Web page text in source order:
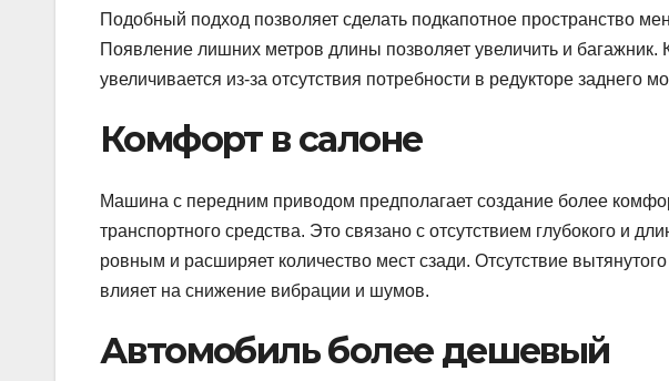
Подобный подход позволяет сделать подкапотное пространство
Появление лишних метров длины позволяет увеличить и багажник.
увеличивается из-за отсутствия потребности в редукторе заднего
Комфорт в салоне
Машина с передним приводом предполагает создание более
транспортного средства. Это связано с отсутствием глубокого и
ровным и расширяет количество мест сзади. Отсутствие
влияет на снижение вибрации и шумов.
Автомобиль более дешевый